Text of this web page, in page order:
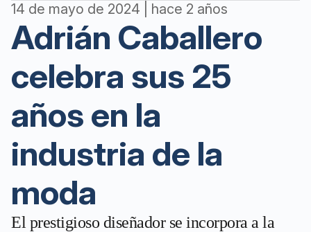
14 de mayo de 2024 | hace 2 años
Adrián Caballero
celebra sus 25
años en la
industria de la
moda
El prestigioso diseñador se incorpora a la